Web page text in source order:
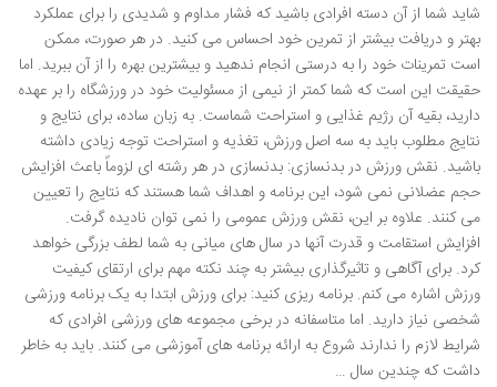
شاید شما از آن دسته افرادی باشید که فشار مداوم و شدیدی را برای عملکرد
بهتر و دریافت بیشتر از تمرین خود احساس می کنید. در هر صورت، ممکن
است تمرینات خود را به درستی انجام ندهید و بیشترین بهره را از آن ببرید. اما
حقیقت این است که شما کمتر از نیمی از مسئولیت خود در ورزشگاه را بر عهده
دارید، بقیه آن رژیم غذایی و استراحت شماست. به زبان ساده، برای نتایج و
نتایج مطلوب باید به سه اصل ورزش، تغذیه و استراحت توجه زیادی داشته
باشید. نقش ورزش در بدنسازی: بدنسازی در هر رشته ای لزوماً باعث افزایش
حجم عضلانی نمی شود، این برنامه و اهداف شما هستند که نتایج را تعیین
می کنند. علاوه بر این، نقش ورزش عمومی را نمی توان نادیده گرفت.
افزایش استقامت و قدرت آنها در سال های میانی به شما لطف بزرگی خواهد
کرد. برای آگاهی و تاثیرگذاری بیشتر به چند نکته مهم برای ارتقای کیفیت
ورزش اشاره می کنم. برنامه ریزی کنید: برای ورزش ابتدا به یک برنامه ورزشی
شخصی نیاز دارید. اما متاسفانه در برخی مجموعه های ورزشی افرادی که
شرایط لازم را ندارند شروع به ارائه برنامه های آموزشی می کنند. باید به خاطر
داشت که چندین سال …